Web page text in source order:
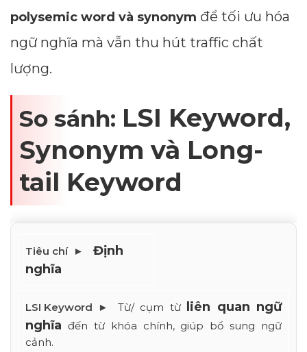
polysemic word và synonym để tối ưu hóa
ngữ nghĩa mà vẫn thu hút traffic chất
lượng.
So sánh: LSI Keyword,
Synonym và Long-
tail Keyword
Định
nghĩa
Từ/ cụm từ
liên quan ngữ
nghĩa đến từ khóa chính, giúp bổ sung ngữ
cảnh.